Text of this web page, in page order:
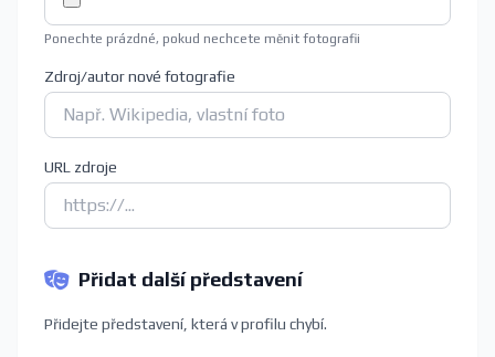
Ponechte prázdné, pokud nechcete měnit fotografii
Zdroj/autor nové fotografie
URL zdroje
Přidat další představení
Přidejte představení, která v profilu chybí.